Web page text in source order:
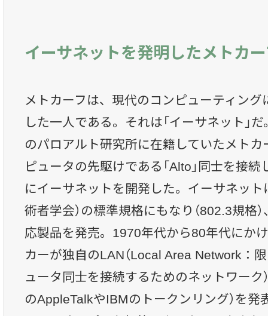
イーサネットを発明したメトカ
メトカーフは、現代のコンピューティン
した一人である。それは「イーサネット」
のパロアルト研究所に在籍していたメト
ピュータの先駆けである「Alto」同士を接
にイーサネットを開発した。イーサネット
術者学会）の標準規格にもなり（802.3規格
応製品を発売。1970年代から80年代にか
カーが独自のLAN（Local Area Network：
ュータ同士を接続するためのネットワーク
のAppleTalkやIBMのトークンリング）を発